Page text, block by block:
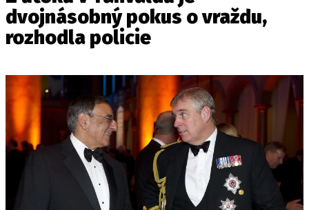
dvojnásobný pokus o vraždu,
rozhodla policie